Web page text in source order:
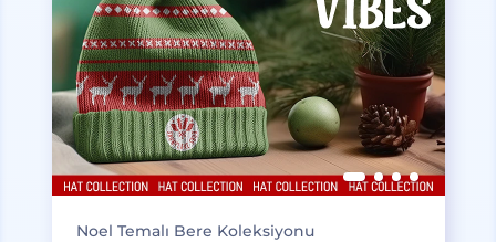
Noel Temalı Bere Koleksiyonu